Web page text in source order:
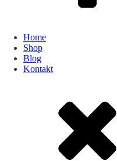
Home
Shop
Blog
Kontakt